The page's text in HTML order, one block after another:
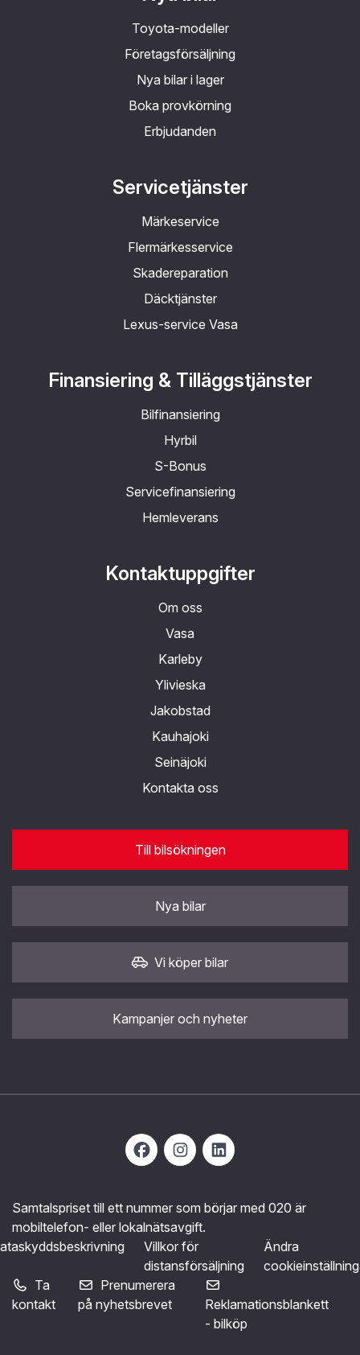
Toyota-modeller
Företagsförsäljning
Nya bilar i lager
Boka provkörning
Erbjudanden
Servicetjänster
Märkeservice
Flermärkesservice
Skadereparation
Däcktjänster
Lexus-service Vasa
Finansiering & Tilläggstjänster
Bilfinansiering
Hyrbil
S-Bonus
Servicefinansiering
Hemleverans
Kontaktuppgifter
Om oss
Vasa
Karleby
Ylivieska
Jakobstad
Kauhajoki
Seinäjoki
Kontakta oss
Till bilsökningen
Nya bilar
Vi köper bilar
Kampanjer och nyheter
Samtalspriset till ett nummer som börjar med 020 är
mobiltelefon- eller lokalnätsavgift.
Villkor för
distansförsäljning
Ändra
Ta
kontakt
Prenumerera
på nyhetsbrevet
Reklamationsblankett
- bilköp